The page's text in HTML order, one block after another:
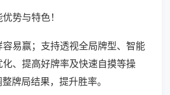
势与特色！
易赢；支持透视全局牌型、智能
、提高好牌率及快速自摸等操
牌局结果，提升胜率。